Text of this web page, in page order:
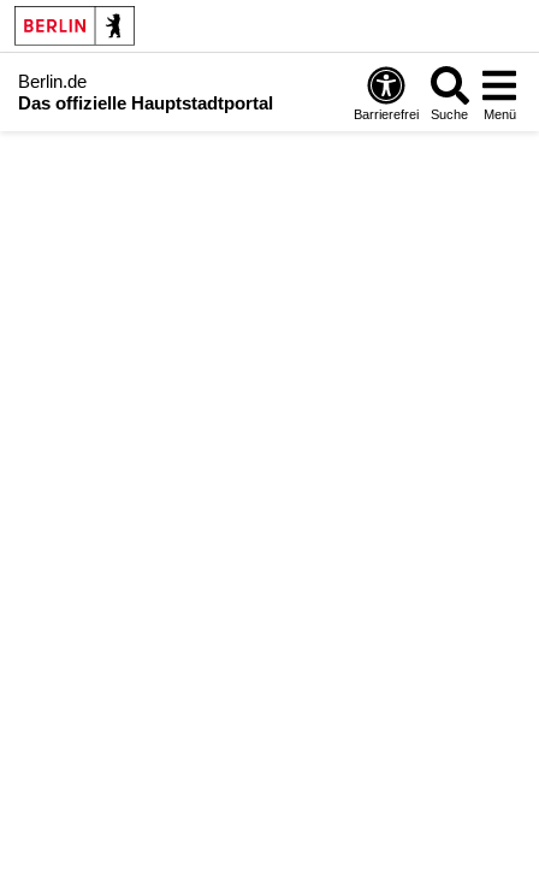
Berlin.de
Das offizielle Hauptstadtportal
Barrierefrei Suche Menü